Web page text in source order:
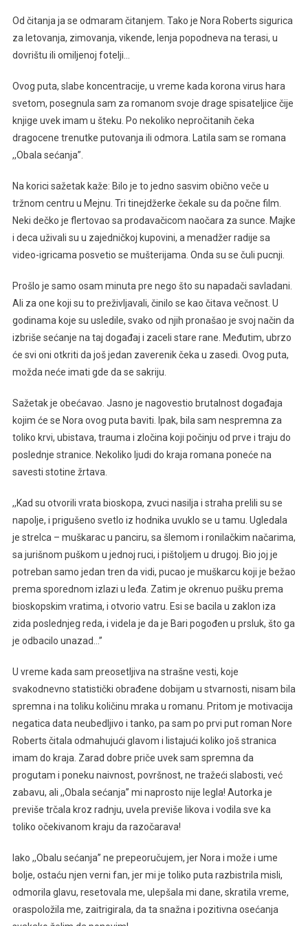
Od čitanja ja se odmaram čitanjem. Tako je Nora Roberts sigurica
za letovanja, zimovanja, vikende, lenja popodneva na terasi, u
dovrištu ili omiljenoj fotelji…
Ovog puta, slabe koncentracije, u vreme kada korona virus hara
svetom, posegnula sam za romanom svoje drage spisateljice čije
knjige uvek imam u šteku. Po nekoliko nepročitanih čeka
dragocene trenutke putovanja ili odmora. Latila sam se romana
,,Obala sećanja”.
Na korici sažetak kaže: Bilo je to jedno sasvim obično veče u
tržnom centru u Mejnu. Tri tinejdžerke čekale su da počne film.
Neki dečko je flertovao sa prodavačicom naočara za sunce. Majke
i deca uživali su u zajedničkoj kupovini, a menadžer radije sa
video-igricama posvetio se mušterijama. Onda su se čuli pucnji.
Prošlo je samo osam minuta pre nego što su napadači savladani.
Ali za one koji su to preživljavali, činilo se kao čitava večnost. U
godinama koje su usledile, svako od njih pronašao je svoj način da
izbriše sećanje na taj događaj i zaceli stare rane. Međutim, ubrzo
će svi oni otkriti da još jedan zaverenik čeka u zasedi. Ovog puta,
možda neće imati gde da se sakriju.
Sažetak je obećavao. Jasno je nagovestio brutalnost događaja
kojim će se Nora ovog puta baviti. Ipak, bila sam nespremna za
toliko krvi, ubistava, trauma i zločina koji počinju od prve i traju do
poslednje stranice. Nekoliko ljudi do kraja romana poneće na
savesti stotine žrtava.
,,Kad su otvorili vrata bioskopa, zvuci nasilja i straha prelili su se
napolje, i prigušeno svetlo iz hodnika uvuklo se u tamu. Ugledala
je strelca – muškarac u panciru, sa šlemom i ronilačkim načarima,
sa jurišnom puškom u jednoj ruci, i pištoljem u drugoj. Bio joj je
potreban samo jedan tren da vidi, pucao je muškarcu koji je bežao
prema sporednom izlazi u leđa. Zatim je okrenuo pušku prema
bioskopskim vratima, i otvorio vatru. Esi se bacila u zaklon iza
zida poslednjeg reda, i videla je da je Bari pogođen u prsluk, što ga
je odbacilo unazad…’’
U vreme kada sam preosetljiva na strašne vesti, koje
svakodnevno statistički obrađene dobijam u stvarnosti, nisam bila
spremna i na toliku količinu mraka u romanu. Pritom je motivacija
negatica data neubedljivo i tanko, pa sam po prvi put roman Nore
Roberts čitala odmahujući glavom i listajući koliko još stranica
imam do kraja. Zarad dobre priče uvek sam spremna da
progutam i poneku naivnost, površnost, ne tražeći slabosti, već
zabavu, ali ,,Obala sećanja’’ mi naprosto nije legla! Autorka je
previše trčala kroz radnju, uvela previše likova i vodila sve ka
toliko očekivanom kraju da razočarava!
Iako ,,Obalu sećanja’’ ne prepeoručujem, jer Nora i može i ume
bolje, ostaću njen verni fan, jer mi je toliko puta razbistrila misli,
odmorila glavu, resetovala me, ulepšala mi dane, skratila vreme,
oraspoložila me, zaitrigirala, da ta snažna i pozitivna osećanja